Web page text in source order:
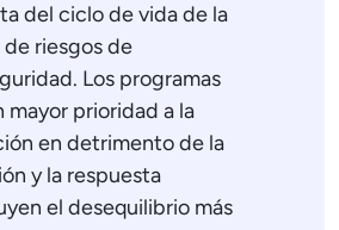
del ciclo de vida de la
riesgos de
Los programas
mayor prioridad a la
en detrimento de la
y la respuesta
el desequilibrio más